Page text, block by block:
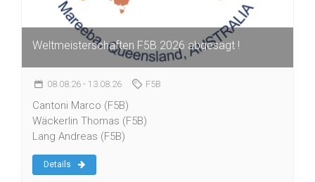
Weltmeisterschaften F5B 2026 abgesagt !
08.08.26 - 13.08.26 F5B
Cantoni Marco (F5B)
Wäckerlin Thomas (F5B)
Lang Andreas (F5B)
Details